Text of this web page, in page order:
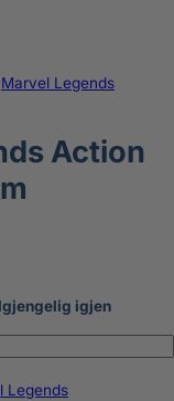
Marvel Legends
Action
igjen
Legends